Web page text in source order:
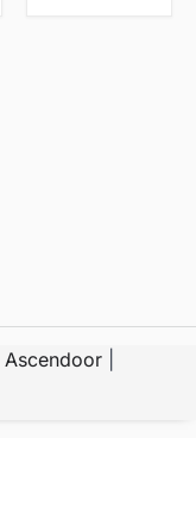
Ascendoor